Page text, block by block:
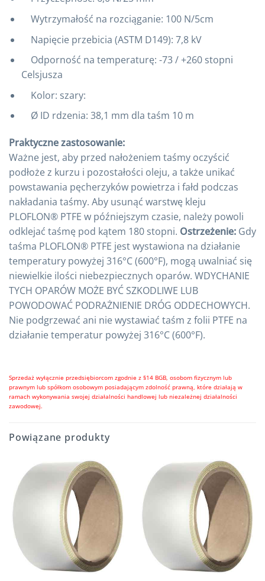
Wytrzymałość na rozciąganie: 100 N/5cm
Napięcie przebicia (ASTM D149): 7,8 kV
Odporność na temperaturę: -73 / +260 stopni
Celsjusza
Kolor: szary:
Ø ID rdzenia: 38,1 mm dla taśm 10 m
Praktyczne zastosowanie:
Ważne jest, aby przed nałożeniem taśmy oczyścić
podłoże z kurzu i pozostałości oleju, a także unikać
powstawania pęcherzyków powietrza i fałd podczas
nakładania taśmy. Aby usunąć warstwę kleju
PLOFLON® PTFE w późniejszym czasie, należy powoli
odklejać taśmę pod kątem 180 stopni. Ostrzeżenie: Gdy
taśma PLOFLON® PTFE jest wystawiona na działanie
temperatury powyżej 316°C (600°F), mogą uwalniać się
niewielkie ilości niebezpiecznych oparów. WDYCHANIE
TYCH OPARÓW MOŻE BYĆ SZKODLIWE LUB
POWODOWAĆ PODRAŻNIENIE DRÓG ODDECHOWYCH.
Nie podgrzewać ani nie wystawiać taśm z folii PTFE na
działanie temperatur powyżej 316°C (600°F).
Sprzedaż wyłącznie przedsiębiorcom zgodnie z §14 BGB, osobom fizycznym lub
prawnym lub spółkom osobowym posiadającym zdolność prawną, które działają w
ramach wykonywania swojej działalności handlowej lub niezależnej działalności
zawodowej.
Powiązane produkty